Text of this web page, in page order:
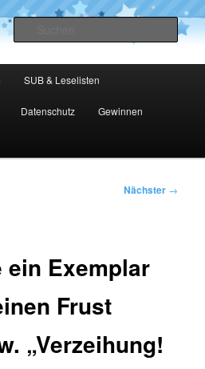
Blog
SUB & Leselisten
Datenschutz Gewinnen
Nächster →
ein Exemplar
Frust
„Verzeihung!